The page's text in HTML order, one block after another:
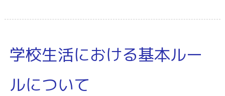
学校生活における基本ルー
ルについて